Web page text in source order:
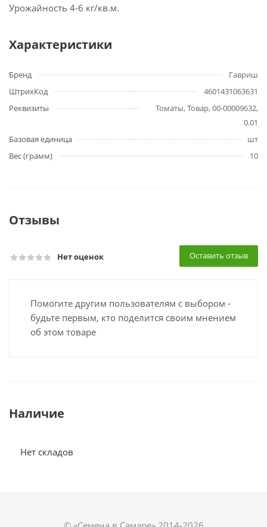
Урожайность 4-6 кг/кв.м.
Характеристики
Бренд
Гавриш
ШтрихКод
4601431063631
Реквизиты
Томаты, Товар, 00-00009632,
0.01
Базовая единица
шт
Вес (грамм)
10
Отзывы
Нет оценок Оставить отзыв
Помогите другим пользователям с выбором -
будьте первым, кто поделится своим мнением
об этом товаре
Наличие
Нет складов